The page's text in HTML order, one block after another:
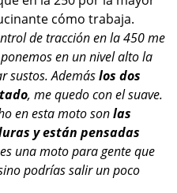
cómo trabaja.
de tracción en la 450 me
en un nivel alto la
sustos. Ademáslos dos
, me quedo con el suave.
en esta moto sonlas
y están pensadas
una moto para gente que
podrías salir un poco